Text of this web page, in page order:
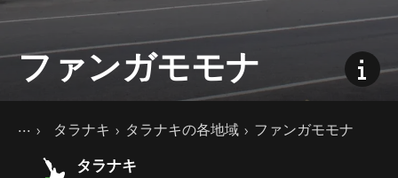
ファンガモモナ
現在のページ
ホームタラナキ タラナキの各地域 ファンガモモナ
タラナキ